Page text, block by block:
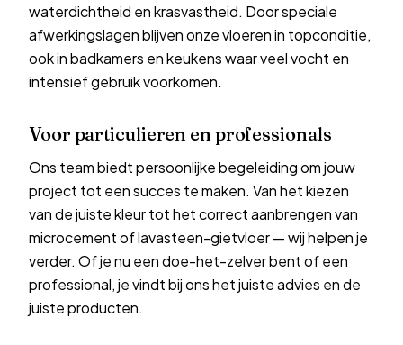
waterdichtheid en krasvastheid. Door speciale
afwerkingslagen blijven onze vloeren in topconditie,
ook inbadkamers enkeukenswaar veel vocht en
intensief gebruik voorkomen.
Voor particulieren en professionals
Ons team biedt persoonlijke begeleiding om jouw
project tot een succes te maken. Van het kiezen
van de juiste kleur tot het correct aanbrengen van
microcement of lavasteen-gietvloer — wij helpen je
verder. Of je nu een doe-het-zelver bent of een
professional, je vindt bij ons het juiste advies en de
juiste producten.